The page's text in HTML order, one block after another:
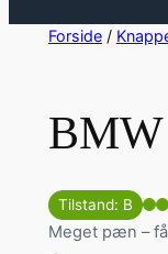
SpringForside/
BMW
Tilstand: B
Meget pæn –